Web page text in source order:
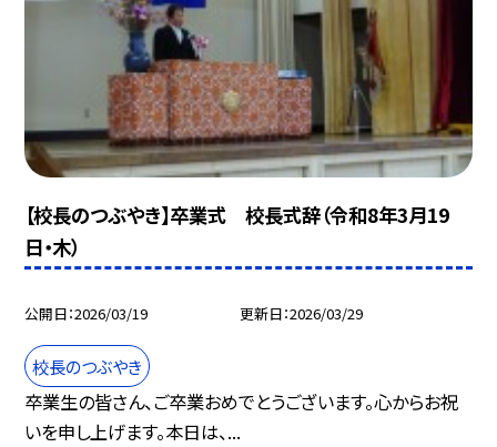
【校長のつぶやき】卒業式 校長式辞（令和8年3月19
日・木）
公開日 2026/03/19 更新日 2026/03/29
校長のつぶやき
卒業生の皆さん、ご卒業おめでとうございます。心からお祝
いを申し上げます。本日は、...